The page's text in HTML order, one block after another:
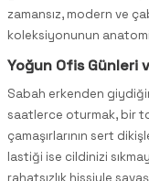
zamansız, modern ve
koleksiyonunun
Yoğun Ofis Günleri
Sabah erkenden
saatlerce oturmak, bir
çamaşırlarının sert
lastiği ise cildinizi
rahatsızlık hissiyle